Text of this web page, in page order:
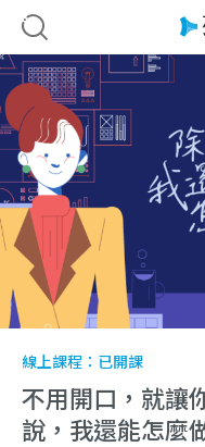
線上課程： 已開課
不用開口，就讓
說，我還能怎麼